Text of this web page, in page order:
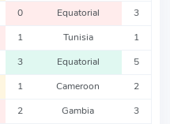
0 Equatorial 3
1 Tunisia 1
3 Equatorial 5
1 Cameroon 2
2 Gambia 3